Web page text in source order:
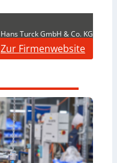
Hans Turck GmbH & Co. KG
Zur Firmenwebsite